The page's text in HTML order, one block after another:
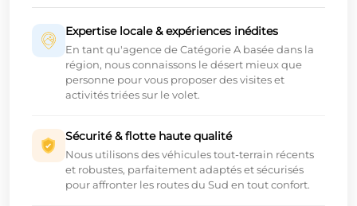
Expertise locale & expériences inédites
En tant qu'agence de Catégorie A basée dans la
région, nous connaissons le désert mieux que
personne pour vous proposer des visites et
activités triées sur le volet.
Sécurité & flotte haute qualité
Nous utilisons des véhicules tout-terrain récents
et robustes, parfaitement adaptés et sécurisés
pour affronter les routes du Sud en tout confort.